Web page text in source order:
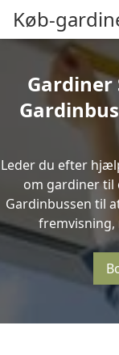
Køb-
Gardiner
Leder du efter
om gardiner til
Gardinbussen til
fremvisning,